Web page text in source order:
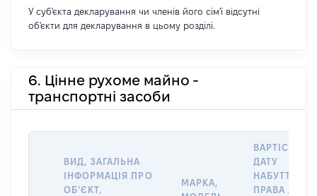
У суб'єкта декларування чи членів його сім'ї відсутні
об'єкти для декларування в цьому розділі.
6. Цінне рухоме майно -
транспортні засоби
ВИД, ЗАГАЛЬНА
ІНФОРМАЦІЯ ПРО
ОБʼЄКТ,
МАРКА,
ВАРТІСТЬ НА
ДАТУ
НАБУТТЯ
ПРАВА АБО